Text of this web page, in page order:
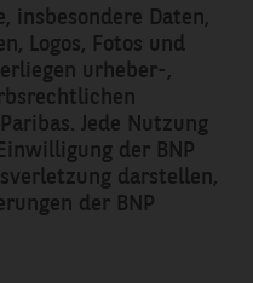
insbesondere Daten,
Logos, Fotos und
urheber-,
Jede Nutzung
der BNP
darstellen,
der BNP